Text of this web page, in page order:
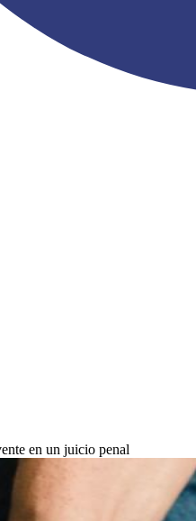
en un juicio penal